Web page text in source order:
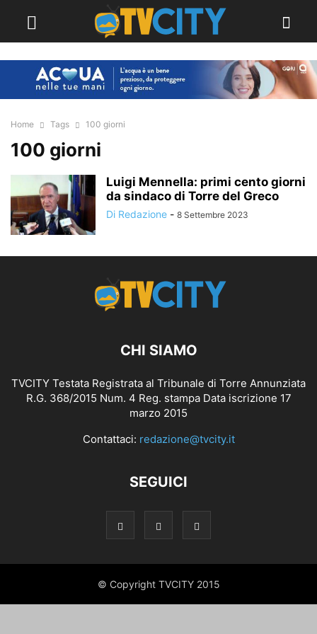
Home Tags 100 giorni
100 giorni
Luigi Mennella: primi cento giorni
da sindaco di Torre del Greco
Di Redazione - 8 Settembre 2023
CHI SIAMO
TVCITY Testata Registrata al Tribunale di Torre Annunziata
R.G. 368/2015 Num. 4 Reg. stampa Data iscrizione 17
marzo 2015
Contattaci: redazione@tvcity.it
SEGUICI
© Copyright TVCITY 2015